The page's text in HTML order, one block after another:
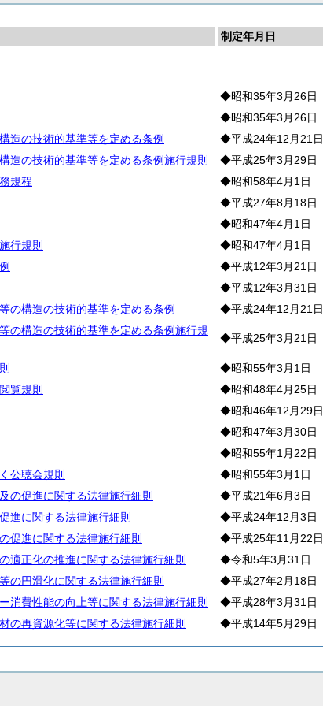
制定年月日
◆昭和35年3月26日
◆昭和35年3月26日
造の技術的基準等を定める条例
◆平成24年12月21日
造の技術的基準等を定める条例施行規則
◆平成25年3月29日
規程
◆昭和58年4月1日
◆平成27年8月18日
◆昭和47年4月1日
行規則
◆昭和47年4月1日
◆平成12年3月21日
◆平成12年3月31日
の構造の技術的基準を定める条例
◆平成24年12月21日
の構造の技術的基準を定める条例施行規
◆平成25年3月21日
◆昭和55年3月1日
覧規則
◆昭和48年4月25日
◆昭和46年12月29日
◆昭和47年3月30日
◆昭和55年1月22日
公聴会規則
◆昭和55年3月1日
の促進に関する法律施行細則
◆平成21年6月3日
進に関する法律施行細則
◆平成24年12月3日
促進に関する法律施行細則
◆平成25年11月22日
適正化の推進に関する法律施行細則
◆令和5年3月31日
の円滑化に関する法律施行細則
◆平成27年2月18日
消費性能の向上等に関する法律施行細則
◆平成28年3月31日
の再資源化等に関する法律施行細則
◆平成14年5月29日